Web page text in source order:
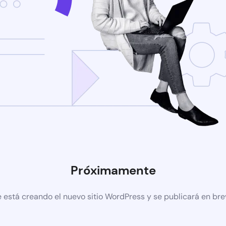
Próximamente
está creando el nuevo sitio WordPress y se publicará en